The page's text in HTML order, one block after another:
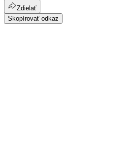
Zdielať
Skopírovať odkaz